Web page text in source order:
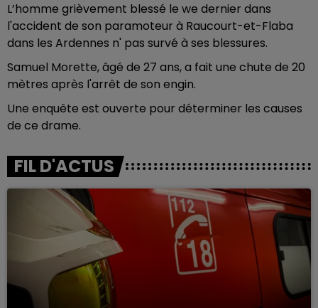
L’homme grièvement blessé le we dernier dans
l'accident de son paramoteur à Raucourt-et-Flaba
dans les Ardennes n' pas survé à ses blessures.
Samuel Morette, âgé de 27 ans, a fait une chute de 20
mètres après l'arrêt de son engin.
Une enquête est ouverte pour déterminer les causes
de ce drame.
FIL D'ACTUS